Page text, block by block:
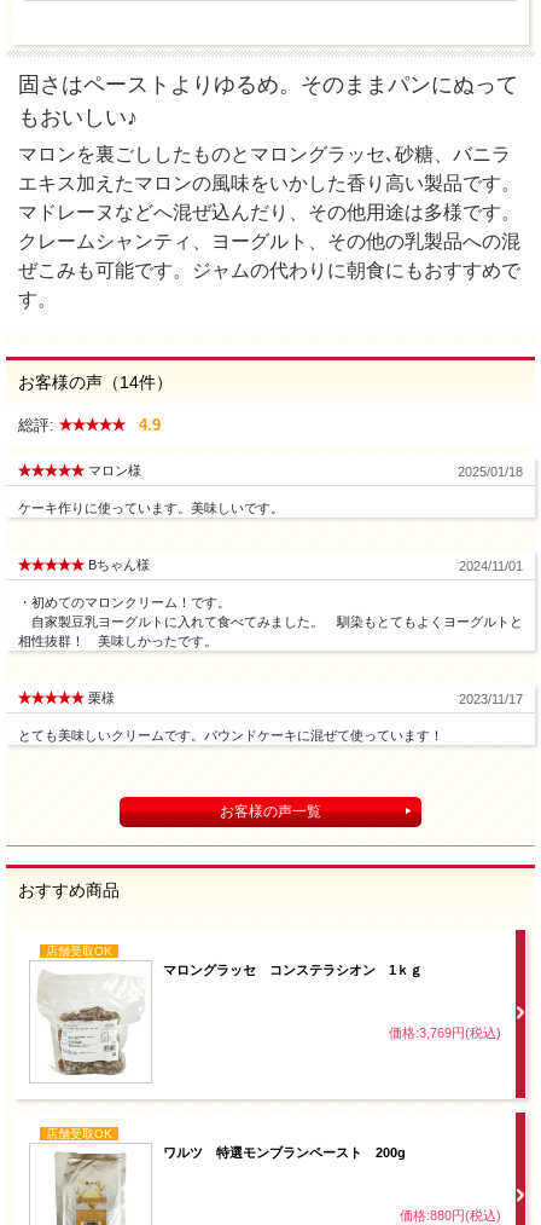
固さはペーストよりゆるめ。そのままパンにぬって
もおいしい♪
マロンを裏ごししたものとマロングラッセ､砂糖、バニラ
エキス加えたマロンの風味をいかした香り高い製品です。
マドレーヌなどへ混ぜ込んだり、その他用途は多様です。
クレームシャンティ、ヨーグルト、その他の乳製品への混
ぜこみも可能です。ジャムの代わりに朝食にもおすすめで
す。
お客様の声（14件）
総評: 4.9
マロン様 2025/01/18
ケーキ作りに使っています。美味しいです。
Bちゃん様 2024/11/01
・初めてのマロンクリーム！です。
自家製豆乳ヨーグルトに入れて食べてみました。 馴染もとてもよくヨーグルトと
相性抜群！ 美味しかったです。
栗様 2023/11/17
とても美味しいクリームです。パウンドケーキに混ぜて使っています！
お客様の声一覧
おすすめ商品
店舗受取OK
マロングラッセ コンステラシオン 1ｋｇ
価格:3,769円(税込)
店舗受取OK
ワルツ 特選モンブランペースト 200g
価格:880円(税込)